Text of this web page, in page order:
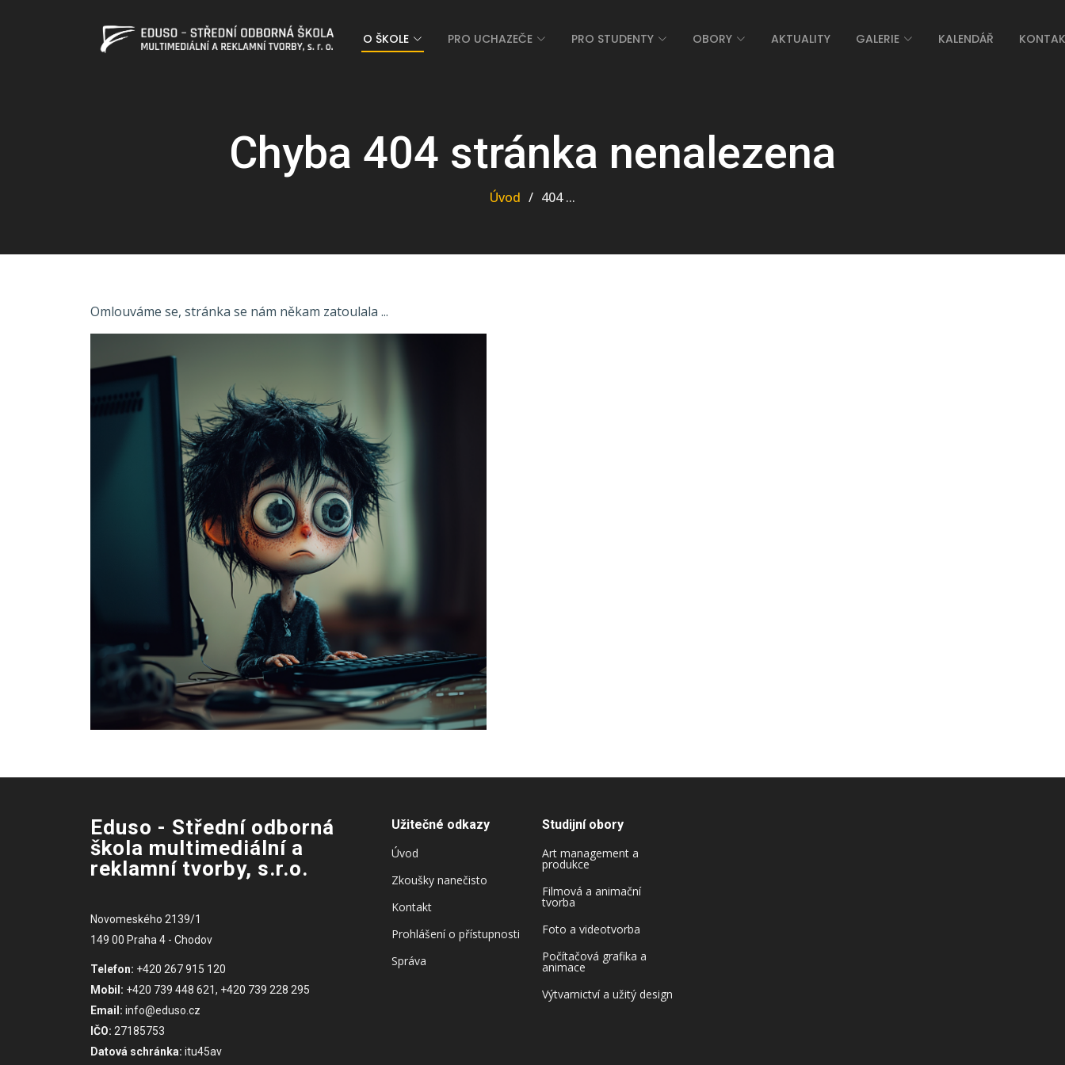
O ŠKOLE PRO UCHAZEČE PRO STUDENTY OBORY AKTUALITY GALERIE KALENDÁŘ
Chyba 404 stránka nenalezena
Úvod 404 ...
Omlouváme se, stránka se nám někam zatoulala ...
Eduso - Střední odborná
škola multimediální a
reklamní tvorby, s.r.o.
Novomeského 2139/1
149 00 Praha 4 - Chodov
Telefon: +420 267 915 120
Mobil: +420 739 448 621, +420 739 228 295
Email: info@eduso.cz
IČO: 27185753
Datová schránka: itu45av
Užitečné odkazy
Úvod
Zkoušky nanečisto
Kontakt
Prohlášení o přístupnosti
Správa
Studijní obory
Art management a
produkce
Filmová a animační
tvorba
Foto a videotvorba
Počítačová grafika a
animace
Výtvarnictví a užitý design